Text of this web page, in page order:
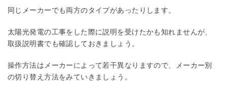
同じメーカーでも両方のタイプがあったりします。
太陽光発電の工事をした際に説明を受けたかも知れませんが、
取扱説明書でも確認しておきましょう。
操作方法はメーカーによって若干異なりますので、メーカー別
の切り替え方法をみていきましょう。